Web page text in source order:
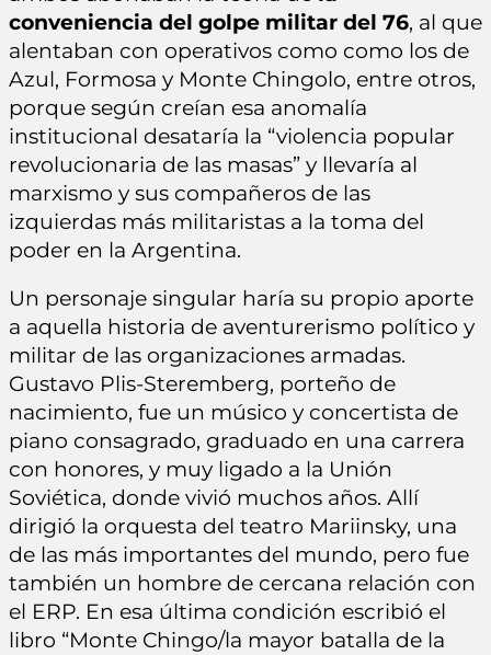
conveniencia del golpe militar del 76, al que
alentaban con operativos como como los de
Azul, Formosa y Monte Chingolo, entre otros,
porque según creían esa anomalía
institucional desataría la “violencia popular
revolucionaria de las masas” y llevaría al
marxismo y sus compañeros de las
izquierdas más militaristas a la toma del
poder en la Argentina.
Un personaje singular haría su propio aporte
a aquella historia de aventurerismo político y
militar de las organizaciones armadas.
Gustavo Plis-Steremberg, porteño de
nacimiento, fue un músico y concertista de
piano consagrado, graduado en una carrera
con honores, y muy ligado a la Unión
Soviética, donde vivió muchos años. Allí
dirigió la orquesta del teatro Mariinsky, una
de las más importantes del mundo, pero fue
también un hombre de cercana relación con
el ERP. En esa última condición escribió el
libro “Monte Chingo/la mayor batalla de la